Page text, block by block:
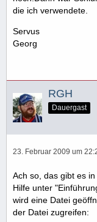
die ich verwendete.
Servus
Georg
RGH
Dauergast
23. Februar 2009 um
Ach so, das gibt es
Hilfe unter
wird eine Datei
der Datei zugreifen: